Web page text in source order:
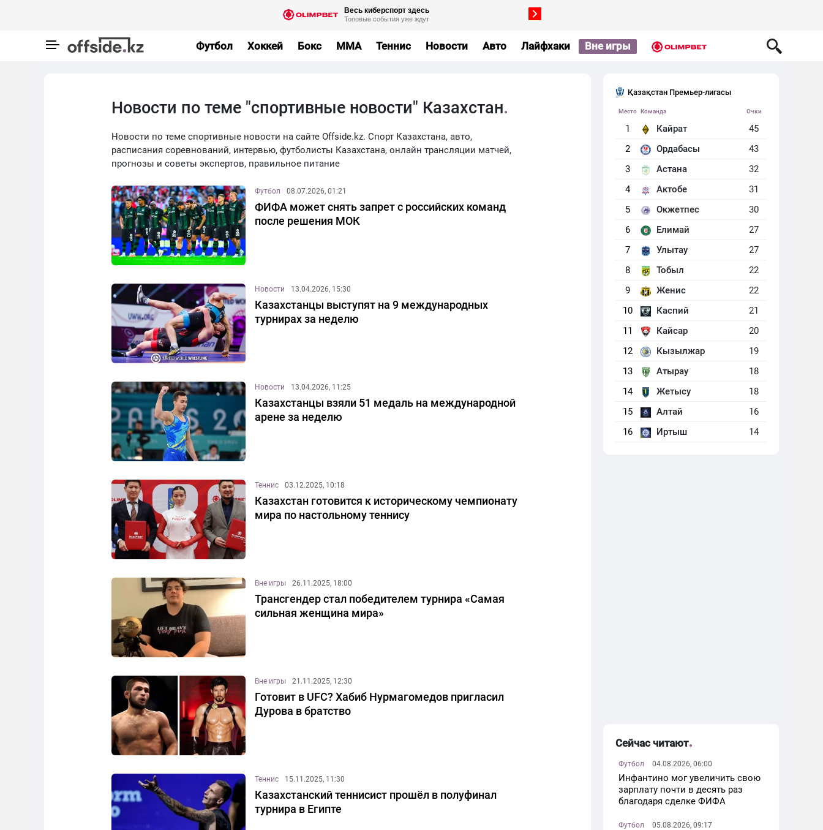
Футбол Хоккей Бокс MMA Теннис Новости Авто Лайфхаки Вне игры
Новости по теме "спортивные новости" Казахстан
Новости по теме спортивные новости на сайте Offside.kz. Спорт Казахстана, авто,
расписания соревнований, интервью, футболисты Казахстана, онлайн трансляции матчей,
прогнозы и советы экспертов, правильное питание
Футбол 08.07.2026, 01:21
ФИФА может снять запрет с российских команд
после решения МОК
Новости 13.04.2026, 15:30
Казахстанцы выступят на 9 международных
турнирах за неделю
Новости 13.04.2026, 11:25
Казахстанцы взяли 51 медаль на международной
арене за неделю
Теннис 03.12.2025, 10:18
Казахстан готовится к историческому чемпионату
мира по настольному теннису
Вне игры 26.11.2025, 18:00
Трансгендер стал победителем турнира «Самая
сильная женщина мира»
Вне игры 21.11.2025, 12:30
Готовит в UFC? Хабиб Нурмагомедов пригласил
Дурова в братство
Теннис 15.11.2025, 11:30
Казахстанский теннисист прошёл в полуфинал
турнира в Египте
Қазақстан Премьер-лигасы
Место Команда Очки
1 Кайрат
45
2
Ордабасы
43
3
Астана
32
4
Актобе
31
5
Окжетпес
30
6
Елимай
27
7
Улытау
27
8
Тобыл
22
9
Женис
22
10
Каспий
21
11
Кайсар
20
12
Кызылжар
19
13
Атырау
18
14
Жетысу
18
15
Алтай
16
16
Иртыш 14
Сейчас читают
Футбол 04.08.2026, 06:00
Инфантино мог увеличить свою
зарплату почти в десять раз
благодаря сделке ФИФА
Футбол 05.08.2026, 09:17